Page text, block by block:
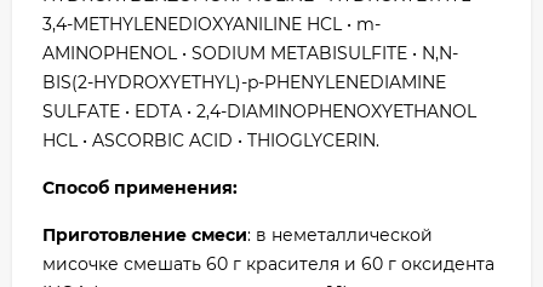
3,4-METHYLENEDIOXYANILINE HCL • m-
AMINOPHENOL • SODIUM METABISULFITE • N,N-
BIS(2-HYDROXYETHYL)-p-PHENYLENEDIAMINE
SULFATE • EDTA • 2,4-DIAMINOPHENOXYETHANOL
HCL • ASCORBIC ACID • THIOGLYCERIN.
Способ применения:
Приготовление смеси: в неметаллической
мисочке смешать 60 г красителя и 60 г оксидента